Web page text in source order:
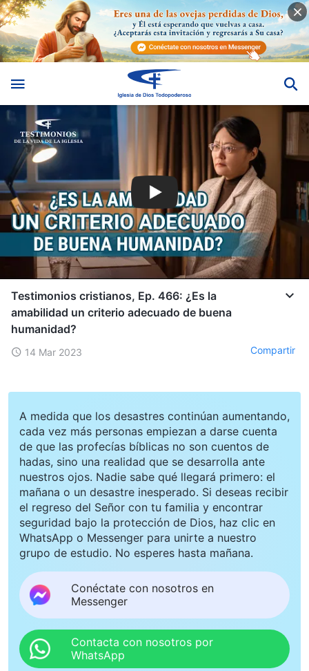
Testimonios cristianos, Ep. 466: ¿Es la
amabilidad un criterio adecuado de buena
humanidad?
14 Mar 2023 Compartir
A medida que los desastres continúan aumentando,
cada vez más personas empiezan a darse cuenta
de que las profecías bíblicas no son cuentos de
hadas, sino una realidad que se desarrolla ante
nuestros ojos. Nadie sabe qué llegará primero: el
mañana o un desastre inesperado. Si deseas recibir
el regreso del Señor con tu familia y encontrar
seguridad bajo la protección de Dios, haz clic en
WhatsApp o Messenger para unirte a nuestro
grupo de estudio. No esperes hasta mañana.
Conéctate con nosotros en
Messenger
Contacta con nosotros por
WhatsApp